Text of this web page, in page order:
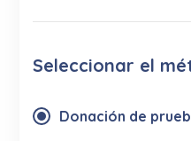
Seleccionar el
Donación de